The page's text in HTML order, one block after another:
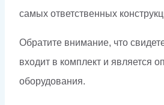
самых ответственных
Обратите внимание, что
входит в комплект и является
оборудования.